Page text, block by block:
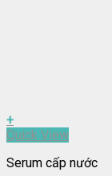
+
Quick View
Serum cấp nước